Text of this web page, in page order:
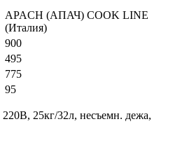
APACH (АПАЧ) COOK LINE
(Италия)
900
495
775
95
25кг/32л, несъемн. дежа,